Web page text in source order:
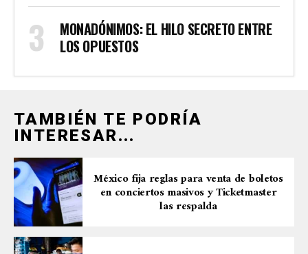
MONADÓNIMOS: EL HILO SECRETO ENTRE
LOS OPUESTOS
TAMBIÉN TE PODRÍA
INTERESAR...
México fija reglas para venta de boletos
en conciertos masivos y Ticketmaster
las respalda